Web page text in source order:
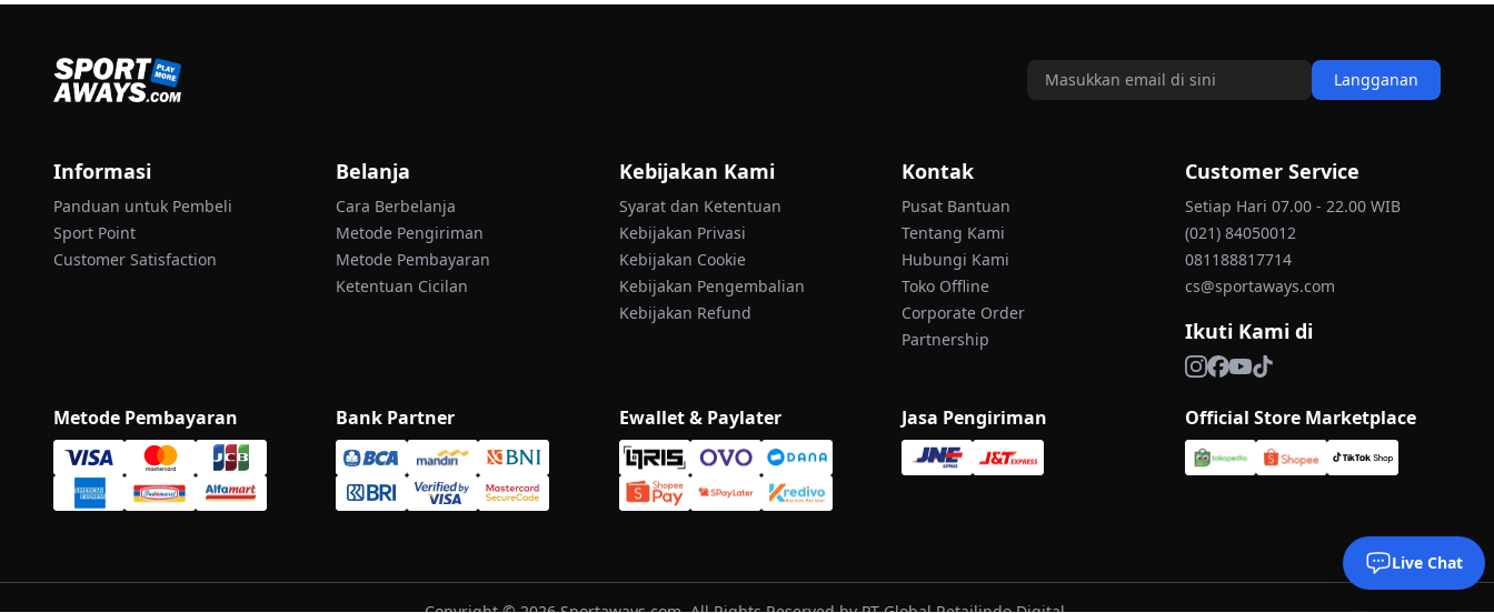
Langganan
Informasi
Panduan untuk Pembeli
Sport Point
Customer Satisfaction
Belanja
Cara Berbelanja
Metode Pengiriman
Metode Pembayaran
Ketentuan Cicilan
Kebijakan Kami
Syarat dan Ketentuan
Kebijakan Privasi
Kebijakan Cookie
Kebijakan Pengembalian
Kebijakan Refund
Kontak
Pusat Bantuan
Tentang Kami
Hubungi Kami
Toko Offline
Corporate Order
Partnership
Customer Service
Setiap Hari 07.00 - 22.00 WIB
(021) 84050012
081188817714
cs@sportaways.com
Ikuti Kami di
Metode Pembayaran Bank Partner Ewallet & Paylater Jasa Pengiriman Official Store Marketplace
Live Chat